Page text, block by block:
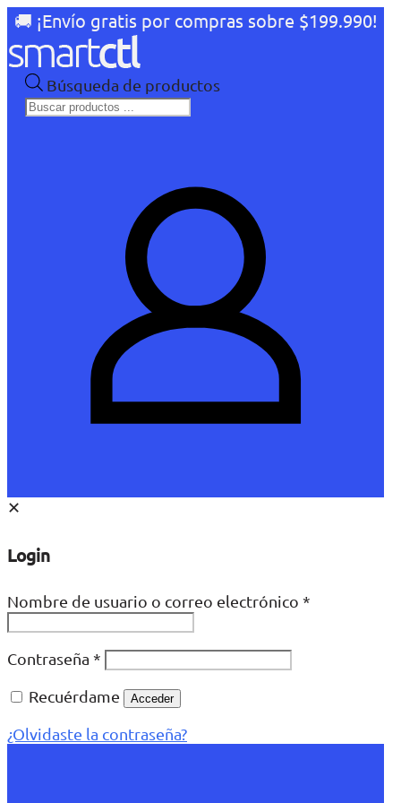
🚚 ¡Envío gratis por compras sobre $199.990!
Búsqueda de productos
✕
Login
Nombre de usuario o correo electrónico *
Contraseña *
Recuérdame
Acceder
¿Olvidaste la contraseña?